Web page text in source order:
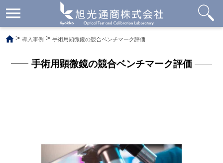
メ
ニ
ュ
閉
>導入事例 >手術用顕微鏡の競合ベンチマーク評価
手術用顕微鏡の競合ベンチマーク評価